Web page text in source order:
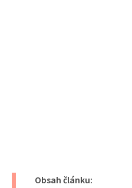
Obsah článku: